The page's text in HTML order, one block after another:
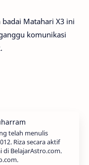
Matahari X3 ini
komunikasi
telah menulis
Riza secara aktif
BelajarAstro.com.